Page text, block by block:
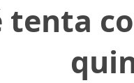
tenta